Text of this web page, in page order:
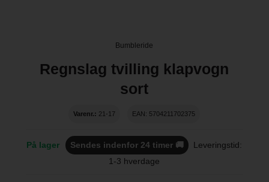
Bumbleride
Regnslag tvilling klapvogn
sort
Varenr.: 21-17 EAN: 5704211702375
På lager Sendes indenfor 24 timer 🚚
Leveringstid:
1-3 hverdage